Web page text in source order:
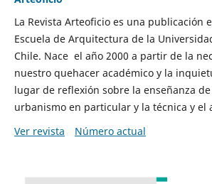
La Revista Arteoficio es una publicación
Escuela de Arquitectura de la
Chile. Nace el año 2000 a partir de la
nuestro quehacer académico y la
lugar de reflexión sobre la enseñanza
urbanismo en particular y la técnica y el
Ver revista
Número actual